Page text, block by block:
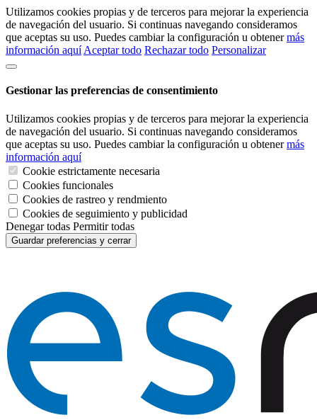
Utilizamos cookies propias y de terceros para mejorar la experiencia
de navegación del usuario. Si continuas navegando consideramos
que aceptas su uso. Puedes cambiar la configuración u obtenermás
información aquí Aceptar todo Rechazar todo Personalizar
Gestionar las preferencias de consentimiento
Utilizamos cookies propias y de terceros para mejorar la experiencia
de navegación del usuario. Si continuas navegando consideramos
que aceptas su uso. Puedes cambiar la configuración u obtenermás
información aquí
Cookie estrictamente necesaria
Cookies funcionales
Cookies de rastreo y rendmiento
Cookies de seguimiento y publicidad
Denegar todas Permitir todas
Guardar preferencias y cerrar